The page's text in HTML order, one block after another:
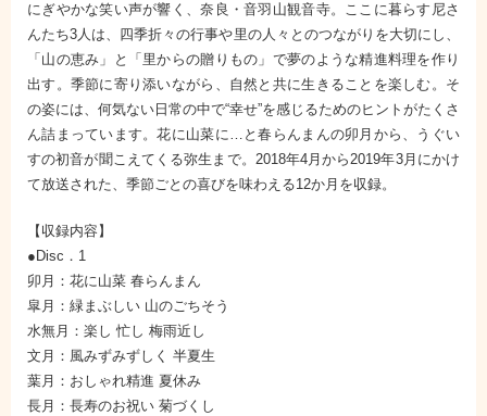
にぎやかな笑い声が響く、奈良・音羽山観音寺。ここに暮らす尼さ
んたち3人は、四季折々の行事や里の人々とのつながりを大切にし、
「山の恵み」と「里からの贈りもの」で夢のような精進料理を作り
出す。季節に寄り添いながら、自然と共に生きることを楽しむ。そ
の姿には、何気ない日常の中で“幸せ”を感じるためのヒントがたくさ
ん詰まっています。花に山菜に…と春らんまんの卯月から、うぐい
すの初音が聞こえてくる弥生まで。2018年4月から2019年3月にかけ
て放送された、季節ごとの喜びを味わえる12か月を収録。
【収録内容】
●Disc．1
卯月：花に山菜 春らんまん
皐月：緑まぶしい 山のごちそう
水無月：楽し 忙し 梅雨近し
文月：風みずみずしく 半夏生
葉月：おしゃれ精進 夏休み
長月：長寿のお祝い 菊づくし